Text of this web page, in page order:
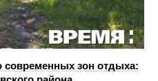
современных зон отдыха: